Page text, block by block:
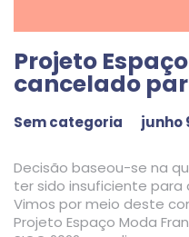
Projeto
cancelado
Sem categoria junho
Decisão baseou-se na
ter sido insuficiente
Vimos por meio deste
Projeto Espaço Moda